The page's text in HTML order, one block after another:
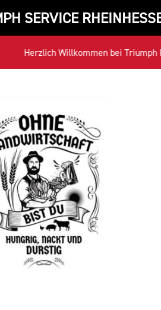
SERVICE
Herzlich Willkommen bei Triumph